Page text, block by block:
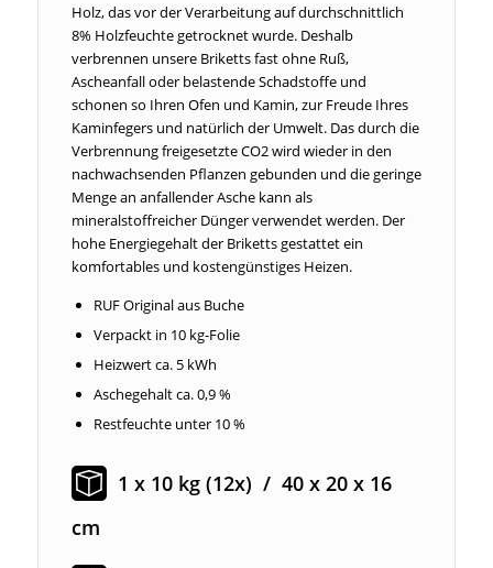
Holz, das vor der Verarbeitung auf durchschnittlich
8% Holzfeuchte getrocknet wurde. Deshalb
verbrennen unsere Briketts fast ohne Ruß,
Ascheanfall oder belastende Schadstoffe und
schonen so Ihren Ofen und Kamin, zur Freude Ihres
Kaminfegers und natürlich der Umwelt. Das durch die
Verbrennung freigesetzte CO2 wird wieder in den
nachwachsenden Pflanzen gebunden und die geringe
Menge an anfallender Asche kann als
mineralstoffreicher Dünger verwendet werden. Der
hohe Energiegehalt der Briketts gestattet ein
komfortables und kostengünstiges Heizen.
RUF Original aus Buche
Verpackt in 10 kg-Folie
Heizwert ca. 5 kWh
Aschegehalt ca. 0,9 %
Restfeuchte unter 10 %
1 x 10 kg (12x) / 40 x 20 x 16
cm